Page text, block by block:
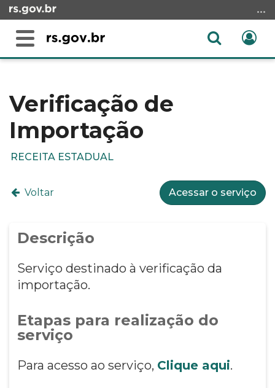
para
conteúdo
menu
para
Alterna
Abrir
conteúdo
Verificação de
Importação
RECEITA ESTADUAL
Voltar Acessar o serviço
Descrição
Serviço destinado à verificação da
importação.
Etapas para realização do
serviço
Para acesso ao serviço, Clique aqui.